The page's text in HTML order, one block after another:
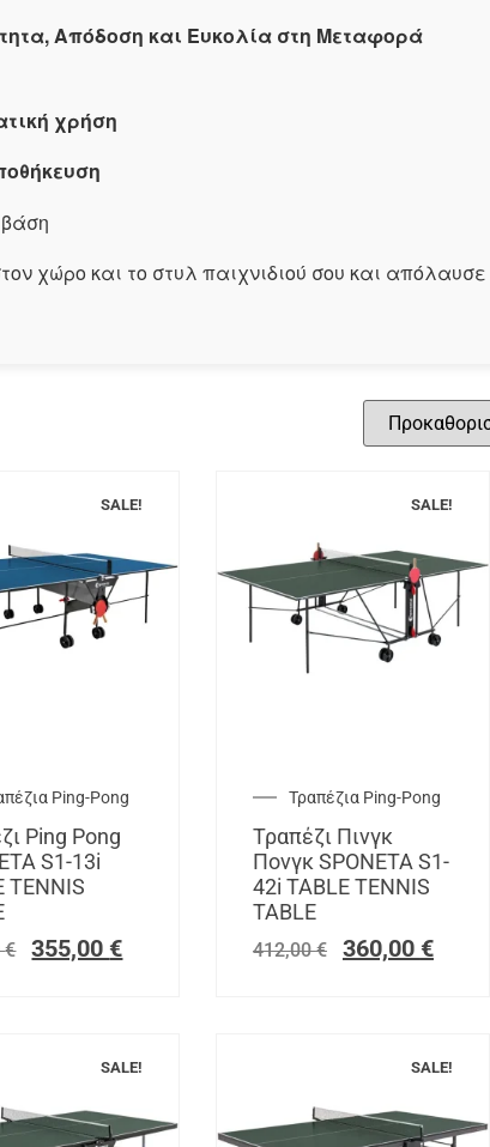
Απόδοση και Ευκολία στη Μεταφορά
χρήση
χώρο και το στυλ παιχνιδιού σου και
SALE!
Ping-Pong
Ping Pong
S1-13i
TENNIS
€ 355,00€
SALE!
Τραπέζια Ping-Pong
Τραπέζι Πινγκ
Πονγκ SPONETA S1-
42i TABLE TENNIS
TABLE
412,00€ 360,00 €
SALE! SALE!